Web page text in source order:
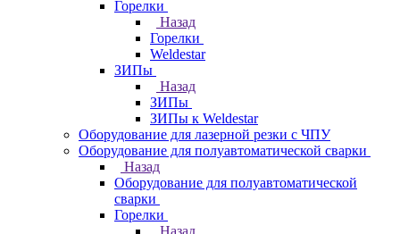
Горелки
Назад
Горелки
Weldestar
ЗИПы
Назад
ЗИПы
ЗИПы к Weldestar
Оборудование для лазерной резки с ЧПУ
Оборудование для полуавтоматической сварки
Назад
Оборудование для полуавтоматической
сварки
Горелки
Назад